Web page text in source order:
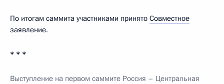
По итогам саммита участниками принято Совместное
заявление.
* * *
Выступление на первом саммите Россия – Центральная